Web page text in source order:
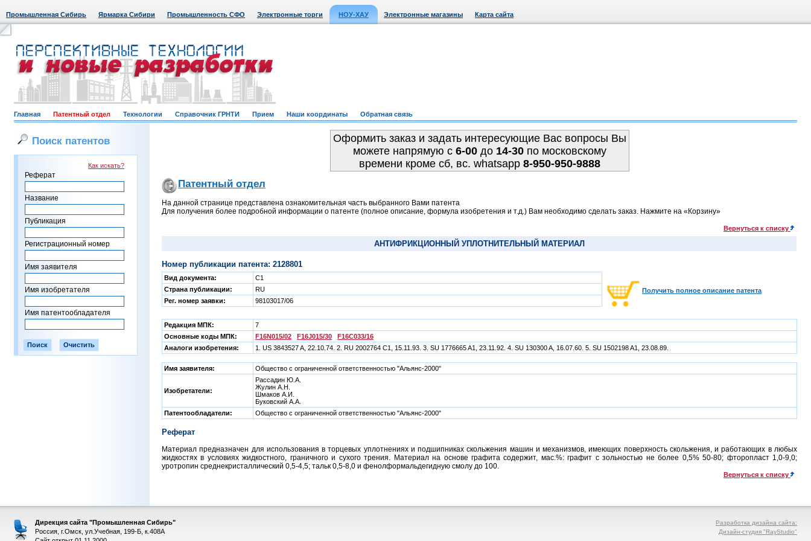
Промышленная Сибирь Ярмарка Сибири Промышленность СФО Электронные торги НОУ-ХАУ Электронные магазины Карта сайта
Главная Патентный отдел Технологии Справочник ГРНТИ Прием Наши координаты Обратная связь
Поиск патентов
Как искать?
Реферат
Название
Публикация
Регистрационный номер
Имя заявителя
Имя изобретателя
Имя патентообладателя
Оформить заказ и задать интересующие Вас вопросы Вы
можете напрямую c 6-00до 14-30по московскому
времени кроме сб, вс. whatsapp 8-950-950-9888
Патентный отдел
На данной странице представлена ознакомительная часть выбранного Вами патента
Для получения более подробной информации о патенте (полное описание, формула изобретения и т.д.) Вам необходимо сделать заказ. Нажмите на «Корзину»
Вернуться к списку
АНТИФРИКЦИОННЫЙ УПЛОТНИТЕЛЬНЫЙ МАТЕРИАЛ
Номер публикации патента: 2128801
Вид документа:
C1
Страна публикации:
RU
Рег. номер заявки:
98103017/06
Получить полное описание патента
Редакция МПК:
7
Основные коды МПК:
F16N015/02 F16J015/30
F16C033/16
Аналоги изобретения:
1. US 3843527 A, 22.10.74. 2. RU 2002764 C1, 15.11.93. 3. SU 1776665 A1, 23.11.92. 4. SU 130300 A, 16.07.60. 5. SU 1502198 A1, 23.08.89.
Имя заявителя: Общество с ограниченной ответственностью "Альянс-2000"
Изобретатели:
Рассадин Ю.А.
Жулин А.Н.
Шмаков А.И.
Буковский А.А.
Патентообладатели:
Общество с ограниченной ответственностью "Альянс-2000"
Реферат
Материал предназначен для использования в торцевых уплотнениях и подшипниках скольжения машин и механизмов, имеющих поверхность скольжения, и работающих в любых
жидкостях в условиях жидкостного, граничного и сухого трения. Материал на основе графита содержит, мас.%: графит с зольностью не более 0,5% 50-80; фторопласт 1,0-9,0;
уротропин среднекристаллический 0,5-4,5; тальк 0,5-8,0 и фенолформальдегидную смолу до 100.
Вернуться к списку
Дирекция сайта "Промышленная Сибирь"
Россия, г.Омск, ул.Учебная, 199-Б, к.408А
Разработка дизайна сайта:
Дизайн-студия "RayStudio"